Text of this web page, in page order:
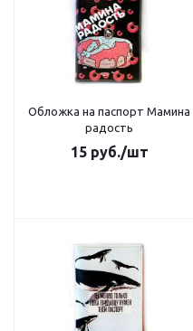
Обложка на паспорт Мамина
радость
15руб./шт